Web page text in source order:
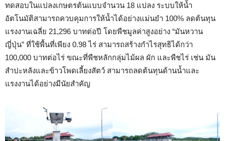
ทดสอบในแปลงเกษตรต้นแบบจํานวน 18 แปลง ระบบให้นํ้า
อัตโนมัติสามารถควบคุมการให้นํ้าได้อย่างแม่นยํา 100% ลดต้นทุน
แรงงานเฉลี่ย 21,296 บาทต่อปี โดยพืชมูลค่าสูงอย่าง “มันหวาน
ญี่ปุ่น” ที่ใช้พื้นที่เพียง 0.98 ไร่ สามารถสร้างกําไรสุทธิได้กว่า
100,000 บาทต่อไร่ ขณะที่พืชหลักกลุ่มไม้ผล ผัก และพืชไร่ เช่น มัน
สำปะหลังและข้าวโพดเลี้ยงสัตว์ สามารถลดต้นทุนด้านนํ้าและ
แรงงานได้อย่างมีนัยสําคัญ